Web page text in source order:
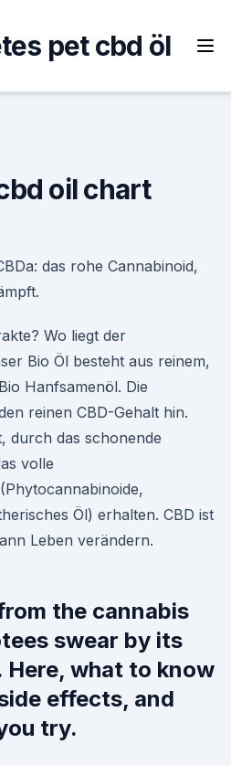
pet cbd öl
oil chart
das rohe Cannabinoid,
Wo liegt der
Bio Öl besteht aus reinem,
Hanfsamenöl. Die
reinen CBD-Gehalt hin.
durch das schonende
volle
Öl) erhalten. CBD ist
Leben verändern.
the cannabis
swear by its
what to know
effects, and
try.